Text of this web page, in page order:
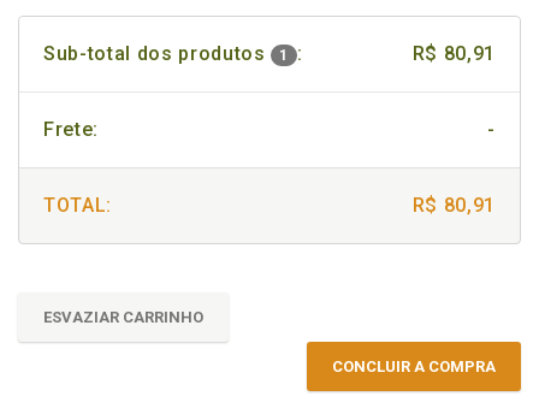
Sub-total dos produtos 1 : R$ 80,91
Frete: -
TOTAL: R$ 80,91
ESVAZIAR CARRINHO
CONCLUIR A COMPRA